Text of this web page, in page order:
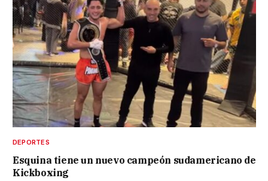
DEPORTES
Esquina tiene un nuevo campeón sudamericano de
Kickboxing